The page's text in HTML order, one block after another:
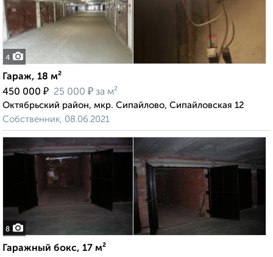
4
Гараж, 18 м²
450 000 ₽ 25 000 ₽ за м²
Октябрьский район, мкр. Сипайлово, Сипайловская 12
Собственник, 08.06.2021
8
Гаражный бокс, 17 м²